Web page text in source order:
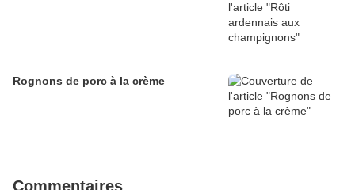
Rognons de porc à la crème
Commentaires